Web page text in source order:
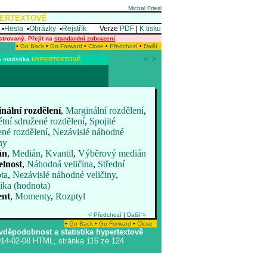
Michal Friesl
•Hesla •Obrázky •Rejstřík Verze PDF K tisku
Přejít na standardní zobrazení
• Go Back • Go Forward • Close • Předchozí • Další
statistika HYPERTEXTOVĚ < >
rozdělení, Marginální rozdělení,
sdružené rozdělení, Spojité
rozdělení, Nezávislé náhodné
, Medián, Kvantil, Výběrový medián
, Náhodná veličina, Střední
, Nezávislé náhodné veličiny,
(hodnota)
, Momenty, Rozptyl
< Předchozí | Další >
• Go Back • Go Forward • Close
a statistika hypertextově
02-08 HTML, stránka 116 ze 124